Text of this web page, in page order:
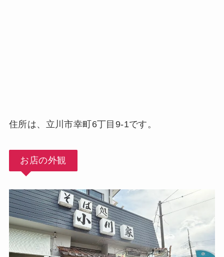
住所は、立川市幸町6丁目9-1です。
お店の外観